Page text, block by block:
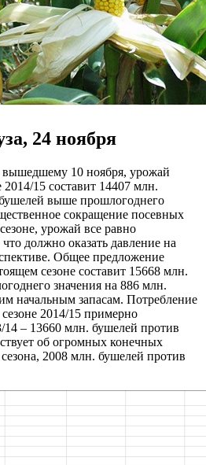
24 ноября
вышедшему 10 ноября, урожай
15 составит 14407 млн.
выше прошлогоднего
сокращение посевных
урожай все равно
должно оказать давление на
Общее предложение
сезоне составит 15668 млн.
значения на 886 млн.
начальным запасам. Потребление
2014/15 примерно
14 – 13660 млн. бушелей против
об огромных конечных
2008 млн. бушелей против